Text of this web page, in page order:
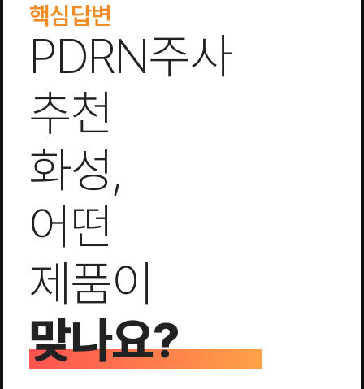
핵심답변
PDRN주사
추천
화성,
어떤
제품이
맞나요?